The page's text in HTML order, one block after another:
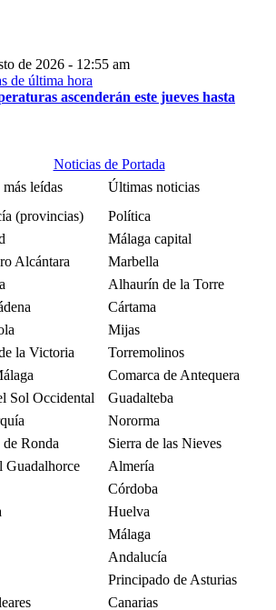
de 2026 - 12:55 am
ascenderán este jueves hasta
Noticias de Portada
leídas
Últimas noticias
(provincias)
Política
Málaga capital
Alcántara
Marbella
Alhaurín de la Torre
Cártama
Mijas
la Victoria
Torremolinos
Comarca de Antequera
Sol Occidental
Guadalteba
Nororma
de Ronda
Sierra de las Nieves
Guadalhorce
Almería
Córdoba
Huelva
Málaga
Andalucía
Principado de Asturias
Canarias